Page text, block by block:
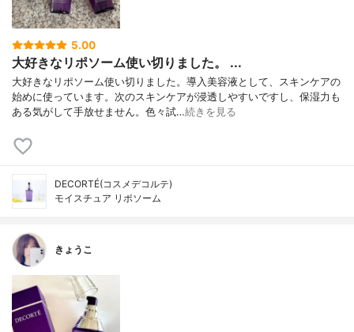
5.00
大好きなリポソーム使い切りました。 ...
大好きなリポソーム使い切りました。導入美容液として、スキンケアの
始めに使っています。次のスキンケアが浸透しやすいですし、保湿力も
ある気がして手放せません。色々試…続きを見る
DECORTÉ(コスメデコルテ)
モイスチュア リポソーム
きょうこ